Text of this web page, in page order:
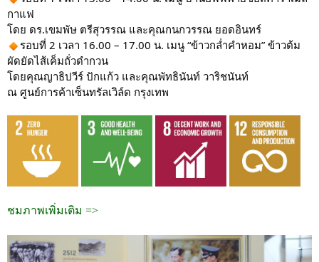
กาแฟ
โดย ดร.เขมพัษ ตรีสุวรรณ และคุณกนกวรรณ ยอดอินทร์
รอบที่ 2 เวลา 16.00 – 17.00 น. เมนู “ข้าวกล่ำคำหอม” ข้าวต้ม
ผัดยัดไส้เค็มถั่วดำกวน
โดยคุณญาธิปวีร์ ปักแก้ว และคุณพัทธินันท์ วาริชนันท์
ณ ศูนย์การค้าเซ็นทรัลเวิล์ด กรุงเทพ
ชมภาพเพิ่มเติม =>